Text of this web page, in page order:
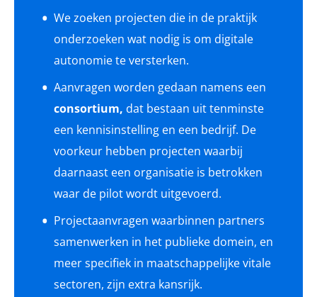
We zoeken projecten die in de praktijk
onderzoeken wat nodig is om digitale
autonomie te versterken.
Aanvragen worden gedaan namens een
consortium, dat bestaan uit tenminste
een kennisinstelling en een bedrijf. De
voorkeur hebben projecten waarbij
daarnaast een organisatie is betrokken
waar de pilot wordt uitgevoerd.
Projectaanvragen waarbinnen partners
samenwerken in het publieke domein, en
meer specifiek in maatschappelijke vitale
sectoren, zijn extra kansrijk.